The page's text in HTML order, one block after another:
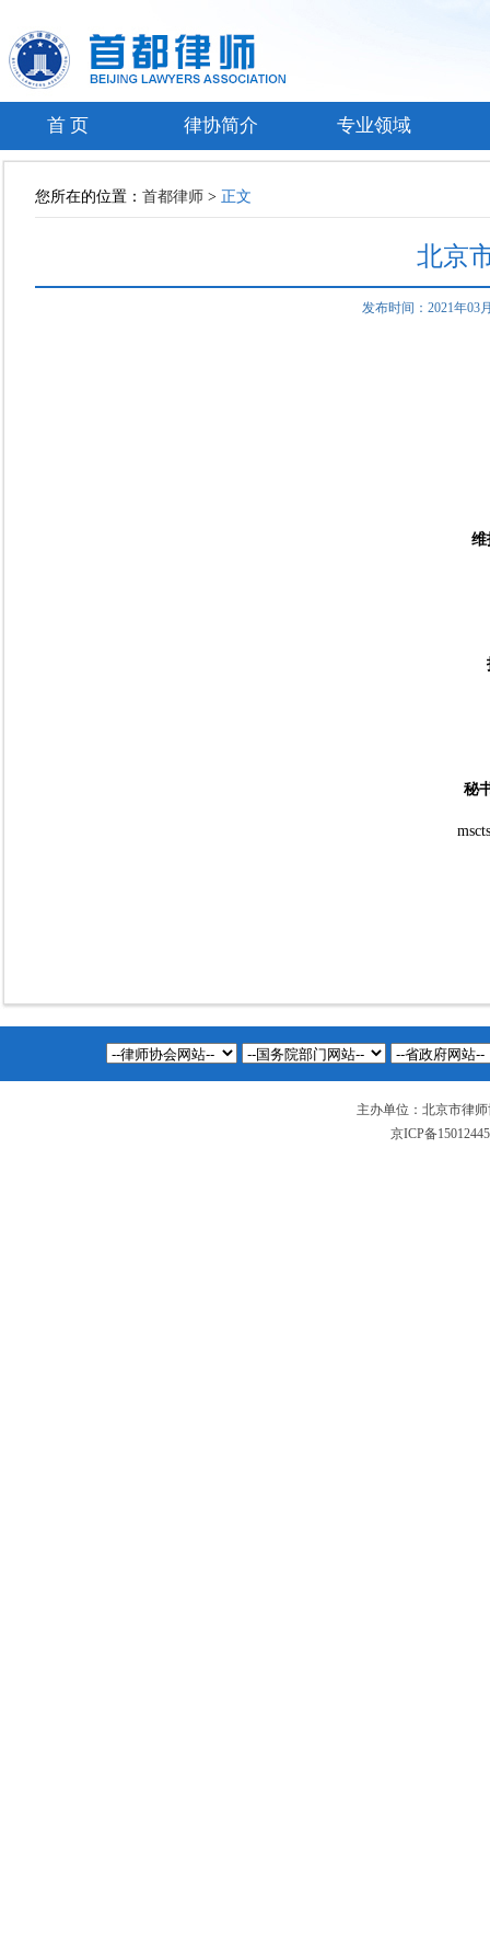
首 页 律协简介 专业领域
您所在的位置： 首都律师 > 正文
北京
发布时间：2021年
维
秘
主办单位：北京市律
京ICP备